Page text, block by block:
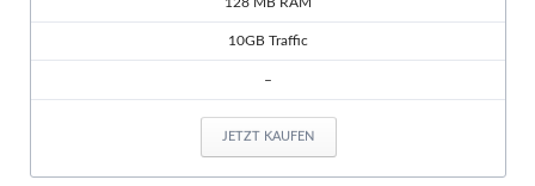
10GB Traffic
–
JETZT KAUFEN